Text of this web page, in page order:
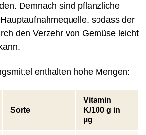
Demnach sind pflanzliche
sodass der
den Verzehr von Gemüse leicht
enthalten hohe Mengen:
Sorte
Vitamin
K/100 g in
µg